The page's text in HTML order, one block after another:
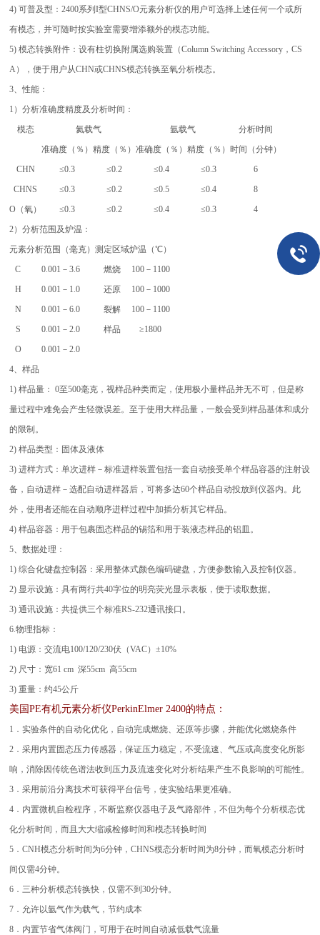
4) 可普及型：2400系列I型CHNS/O元素分析仪的用户可选择上述任何一个或所
有模态，并可随时按实验室需要增添额外的模态功能。
5) 模态转换附件：设有柱切换附属选购装置（Column Switching Accessory，CS
A），便于用户从CHN或CHNS模态转换至氧分析模态。
3、性能：
1）分析准确度精度及分析时间：
模态
氦载气 氩载气
分析时间
准确度（％）精度（％）准确度（％）精度（％） 时间（分钟）
CHN
≤0.3 ≤0.2 ≤0.4 ≤0.3
6
CHNS
≤0.3 ≤0.2 ≤0.5 ≤0.4
8
O（氧）
≤0.3 ≤0.2 ≤0.4 ≤0.3
4
2）分析范围及炉温：
元素分析范围（毫克）测定区域炉温（℃）
C
0.001－3.6 燃烧
100－1100
H
0.001－1.0 还原
100－1000
N
0.001－6.0 裂解
100－1100
S
0.001－2.0 样品
≥1800
O
0.001－2.0
4、样品
1) 样品量： 0至500毫克，视样品种类而定，使用极小量样品并无不可，但是称
量过程中难免会产生轻微误差。至于使用大样品量，一般会受到样品基体和成分
的限制。
2) 样品类型：固体及液体
3) 进样方式：单次进样－标准进样装置包括一套自动接受单个样品容器的注射设
备，自动进样－选配自动进样器后，可将多达60个样品自动投放到仪器内。此
外，使用者还能在自动顺序进样过程中加插分析其它样品。
4) 样品容器：用于包裹固态样品的锡箔和用于装液态样品的铝皿。
5、数据处理：
1) 综合化键盘控制器：采用整体式颜色编码键盘，方便参数输入及控制仪器。
2) 显示设施：具有两行共40字位的明亮荧光显示表板，便于读取数据。
3) 通讯设施：共提供三个标准RS-232通讯接口。
6.物理指标：
1) 电源：交流电100/120/230伏（VAC）±10%
2) 尺寸：宽61 cm 深55cm 高55cm
3) 重量：约45公斤
美国PE有机元素分析仪PerkinElmer 2400的特点：
1．实验条件的自动化优化，自动完成燃烧、还原等步骤，并能优化燃烧条件
2．采用内置固态压力传感器，保证压力稳定，不受流速、气压或高度变化所影
响，消除因传统色谱法收到压力及流速变化对分析结果产生不良影响的可能性。
3．采用前沿分离技术可获得平台信号，使实验结果更准确。
4．内置微机自检程序，不断监察仪器电子及气路部件，不但为每个分析模态优
化分析时间，而且大大缩减检修时间和模态转换时间
5．CNH模态分析时间为6分钟，CHNS模态分析时间为8分钟，而氧模态分析时
间仅需4分钟。
6．三种分析模态转换快，仅需不到30分钟。
7．允许以氩气作为载气，节约成本
8．内置节省气体阀门，可用于在时间自动减低载气流量